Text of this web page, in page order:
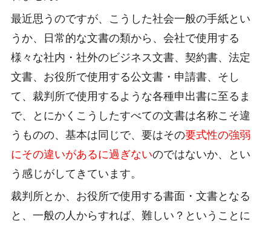
最近思うのですが、こうした社会一般の手紙とい
うか、日常的な文書の類から、会社で使用する
様々な社内・社外のビジネス文書、契約書、法定
文書、お役所で使用する公文書・申請書、そし
て、裁判所で使用するような各種申出書に至るま
で、とにかくこうしたすべての文書は名称こそ違
うものの、基本は同じで、要はその要式性の強弱
にその違いがあるに過ぎないのではないか、とい
う感じがしてきています。
裁判所とか、お役所で使用する書面・文書となる
と、一般の人からすれば、難しい？ということに